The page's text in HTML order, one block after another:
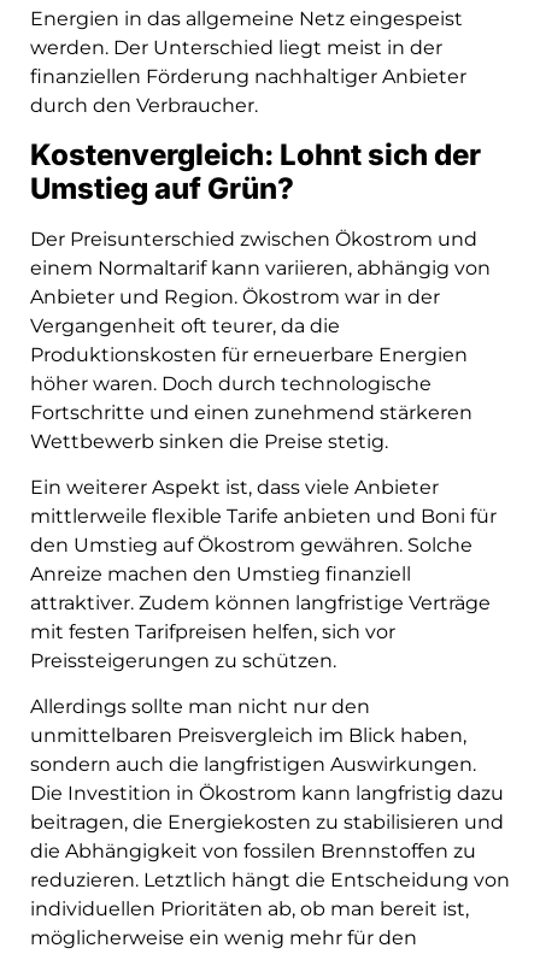
Energien in das allgemeine Netz eingespeist
werden. Der Unterschied liegt meist in der
finanziellen Förderung nachhaltiger Anbieter
durch den Verbraucher.
Kostenvergleich: Lohnt sich der
Umstieg auf Grün?
Der Preisunterschied zwischen Ökostrom und
einem Normaltarif kann variieren, abhängig von
Anbieter und Region. Ökostrom war in der
Vergangenheit oft teurer, da die
Produktionskosten für erneuerbare Energien
höher waren. Doch durch technologische
Fortschritte und einen zunehmend stärkeren
Wettbewerb sinken die Preise stetig.
Ein weiterer Aspekt ist, dass viele Anbieter
mittlerweile flexible Tarife anbieten und Boni für
den Umstieg auf Ökostrom gewähren. Solche
Anreize machen den Umstieg finanziell
attraktiver. Zudem können langfristige Verträge
mit festen Tarifpreisen helfen, sich vor
Preissteigerungen zu schützen.
Allerdings sollte man nicht nur den
unmittelbaren Preisvergleich im Blick haben,
sondern auch die langfristigen Auswirkungen.
Die Investition in Ökostrom kann langfristig dazu
beitragen, die Energiekosten zu stabilisieren und
die Abhängigkeit von fossilen Brennstoffen zu
reduzieren. Letztlich hängt die Entscheidung von
individuellen Prioritäten ab, ob man bereit ist,
möglicherweise ein wenig mehr für den